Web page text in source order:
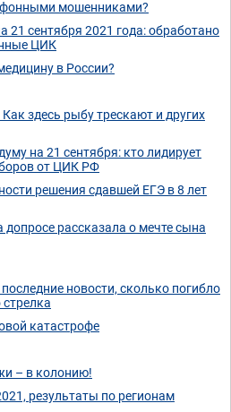
мошенниками?
21 сентября 2021 года: обработано
ЦИК
в России?
здесь рыбу трескают и других
на 21 сентября: кто лидирует
от ЦИК РФ
решения сдавшей ЕГЭ в 8 лет
рассказала о мечте сына
новости, сколько погибло
катастрофе
– в колонию!
результаты по регионам